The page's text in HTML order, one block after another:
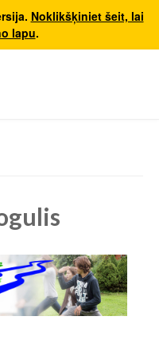
Noklikšķiniet šeit, lai
lapu.